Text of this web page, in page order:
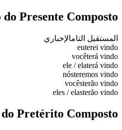
Presente Composto
المستقبل التامالإخباري
euterei vindo
vocêterá vindo
ele / elaterá vindo
nósteremos vindo
vocêsterão vindo
eles / elasterão vindo
Pretérito Composto